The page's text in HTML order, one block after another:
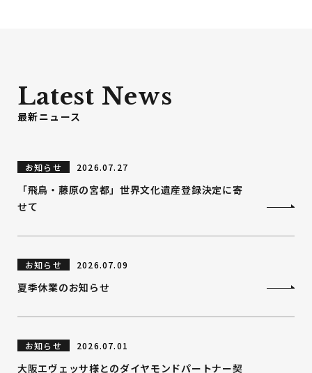
Latest News
最新ニュース
お知らせ 2026.07.27
「飛鳥・藤原の宮都」世界文化遺産登録決定に寄
せて
お知らせ 2026.07.09
夏季休業のお知らせ
お知らせ 2026.07.01
大阪エヴェッサ様とのダイヤモンドパートナー契